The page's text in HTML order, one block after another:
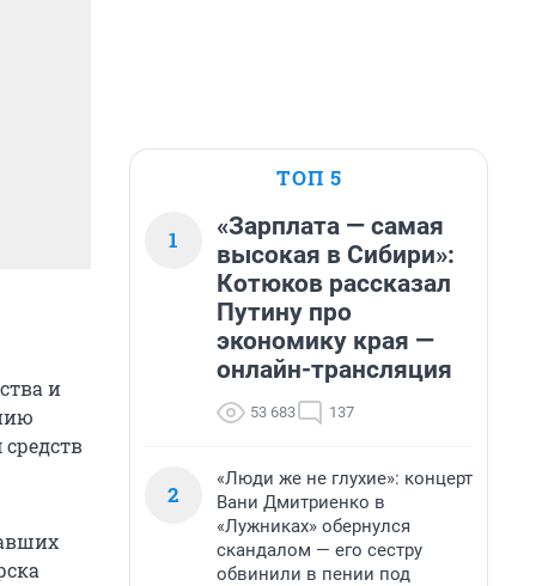
и
ТОП 5
1
«Зарплата — самая
высокая в Сибири»:
Котюков рассказал
Путину про
экономику края —
онлайн-трансляция
53 683 137
2
«Люди же не глухие»: концерт
Вани Дмитриенко в
«Лужниках» обернулся
скандалом — его сестру
обвинили в пении под